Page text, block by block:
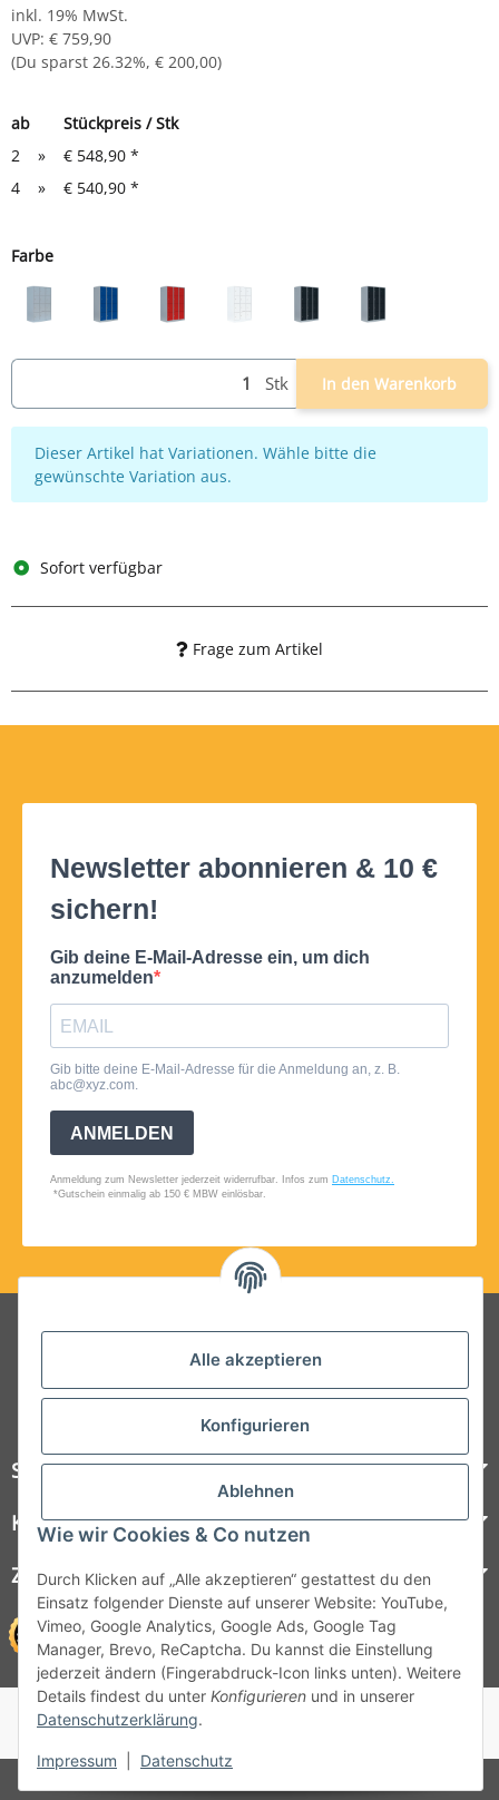
Alle akzeptieren
Konfigurieren
Ablehnen
Wie wir Cookies & Co nutzen
Durch Klicken auf „Alle akzeptieren“ gestattest du den
Einsatz folgender Dienste auf unserer Website: YouTube,
Vimeo, Google Analytics, Google Ads, Google Tag
Manager, Brevo, ReCaptcha. Du kannst die Einstellung
jederzeit ändern (Fingerabdruck-Icon links unten). Weitere
Details findest du unter Konfigurieren und in unserer
Datenschutzerklärung.
Impressum Datenschutz
inkl. 19% MwSt.
UVP: € 759,90
(Du sparst 26.32%, € 200,00)
ab
Stückpreis / Stk
2
» € 548,90 *
4
» € 540,90 *
Farbe
Stk In den Warenkorb
x
Dieser Artikel hat Variationen. Wähle bitte die
gewünschte Variation aus.
Sofort verfügbar
Frage zum Artikel
Folgt uns auf Social Media
Steelboxx
Kundenservice
Zahlungsmöglichkeiten
© 1964 - 2026 Lüllmann GmbH